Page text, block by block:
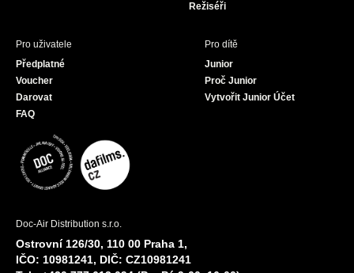
Režiséři
Pro uživatele
Předplatné
Voucher
Darovat
FAQ
Pro dítě
Junior
Proč Junior
Vytvořit Junior Účet
Doc-Air Distribution s.r.o.
Ostrovní 126/30, 110 00 Praha 1,
IČO: 10981241, DIČ: CZ10981241